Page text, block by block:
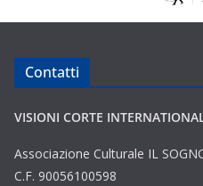
Contatti
VISIONI CORTE
Associazione Culturale IL
C.F. 90056100598